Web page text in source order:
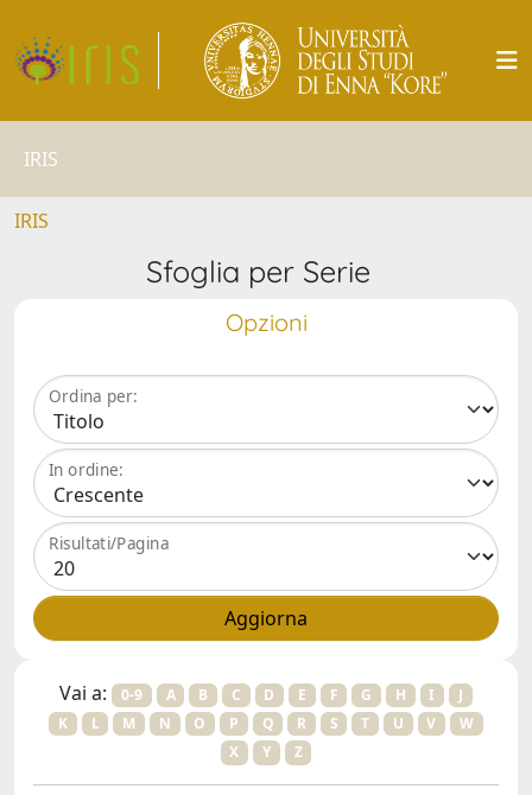
IRIS
IRIS
Sfoglia per Serie
Opzioni
Ordina per:
In ordine:
Risultati/Pagina
Vai a: 0-9 A B C D E F G H I
J
K
L M N O P Q R S T U V
W
X
Y Z